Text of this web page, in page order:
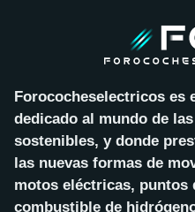
Forococheselectricos es
dedicado al mundo de
sostenibles, y donde
las nuevas formas de
motos eléctricas, puntos
combustible de